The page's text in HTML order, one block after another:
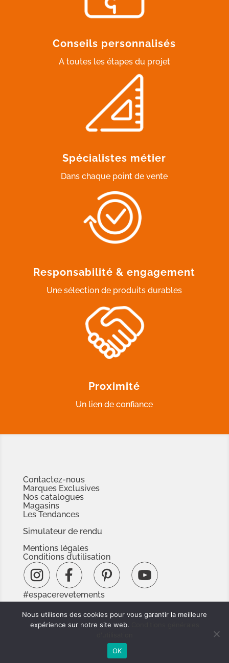
Conseils personnalisés
A toutes les étapes du projet
Spécialistes métier
Dans chaque point de vente
Responsabilité & engagement
Une sélection de produits durables
Proximité
Un lien de confiance
Contactez-nous
Marques Exclusives
Nos catalogues
Magasins
Les Tendances
Simulateur de rendu
Mentions légales
Conditions d’utilisation
#espacerevetements
www.espacedoc.fr
www.signnaturedexception.com
Nous utilisons des cookies pour vous garantir la meilleure
expérience sur notre site web.
OK